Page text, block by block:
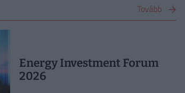
Tovább
Energy Investment Forum
2026